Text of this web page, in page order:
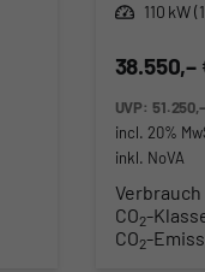
Leistung 110 kW
38.550,–
UVP:
incl. 20%
inkl. NoVA
CO2-
CO2-